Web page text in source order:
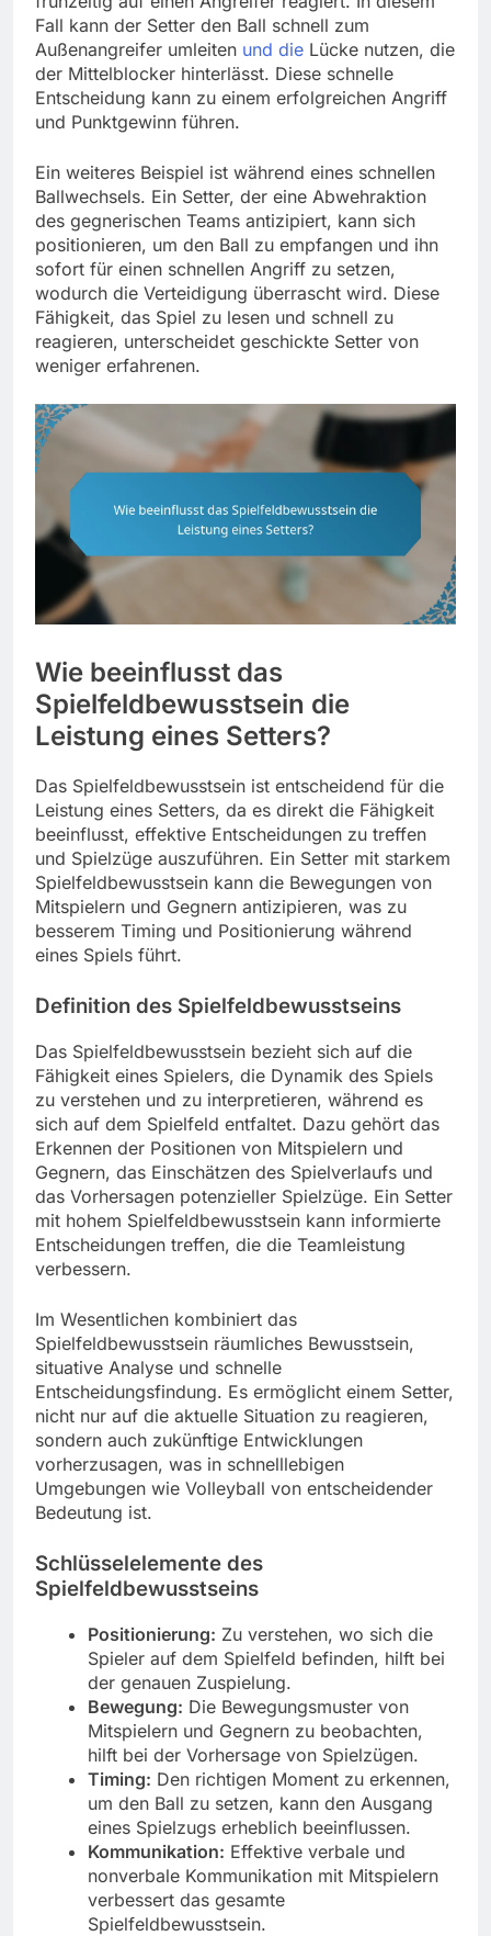
Fall kann der Setter den Ball schnell zum
Außenangreifer umleiten und die Lücke nutzen, die
der Mittelblocker hinterlässt. Diese schnelle
Entscheidung kann zu einem erfolgreichen Angriff
und Punktgewinn führen.
Ein weiteres Beispiel ist während eines schnellen
Ballwechsels. Ein Setter, der eine Abwehraktion
des gegnerischen Teams antizipiert, kann sich
positionieren, um den Ball zu empfangen und ihn
sofort für einen schnellen Angriff zu setzen,
wodurch die Verteidigung überrascht wird. Diese
Fähigkeit, das Spiel zu lesen und schnell zu
reagieren, unterscheidet geschickte Setter von
weniger erfahrenen.
Wie beeinflusst das
Spielfeldbewusstsein die
Leistung eines Setters?
Das Spielfeldbewusstsein ist entscheidend für die
Leistung eines Setters, da es direkt die Fähigkeit
beeinflusst, effektive Entscheidungen zu treffen
und Spielzüge auszuführen. Ein Setter mit starkem
Spielfeldbewusstsein kann die Bewegungen von
Mitspielern und Gegnern antizipieren, was zu
besserem Timing und Positionierung während
eines Spiels führt.
Definition des Spielfeldbewusstseins
Das Spielfeldbewusstsein bezieht sich auf die
Fähigkeit eines Spielers, die Dynamik des Spiels
zu verstehen und zu interpretieren, während es
sich auf dem Spielfeld entfaltet. Dazu gehört das
Erkennen der Positionen von Mitspielern und
Gegnern, das Einschätzen des Spielverlaufs und
das Vorhersagen potenzieller Spielzüge. Ein Setter
mit hohem Spielfeldbewusstsein kann informierte
Entscheidungen treffen, die die Teamleistung
verbessern.
Im Wesentlichen kombiniert das
Spielfeldbewusstsein räumliches Bewusstsein,
situative Analyse und schnelle
Entscheidungsfindung. Es ermöglicht einem Setter,
nicht nur auf die aktuelle Situation zu reagieren,
sondern auch zukünftige Entwicklungen
vorherzusagen, was in schnelllebigen
Umgebungen wie Volleyball von entscheidender
Bedeutung ist.
Schlüsselelemente des
Spielfeldbewusstseins
Positionierung: Zu verstehen, wo sich die
Spieler auf dem Spielfeld befinden, hilft bei
der genauen Zuspielung.
Bewegung: Die Bewegungsmuster von
Mitspielern und Gegnern zu beobachten,
hilft bei der Vorhersage von Spielzügen.
Timing: Den richtigen Moment zu erkennen,
um den Ball zu setzen, kann den Ausgang
eines Spielzugs erheblich beeinflussen.
Kommunikation: Effektive verbale und
nonverbale Kommunikation mit Mitspielern
verbessert das gesamte
Spielfeldbewusstsein.